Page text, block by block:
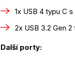
1x USB 4 typu C
2x USB 3.2 Gen
Další porty: